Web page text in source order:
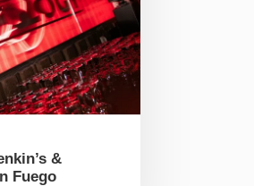
&
Fuego